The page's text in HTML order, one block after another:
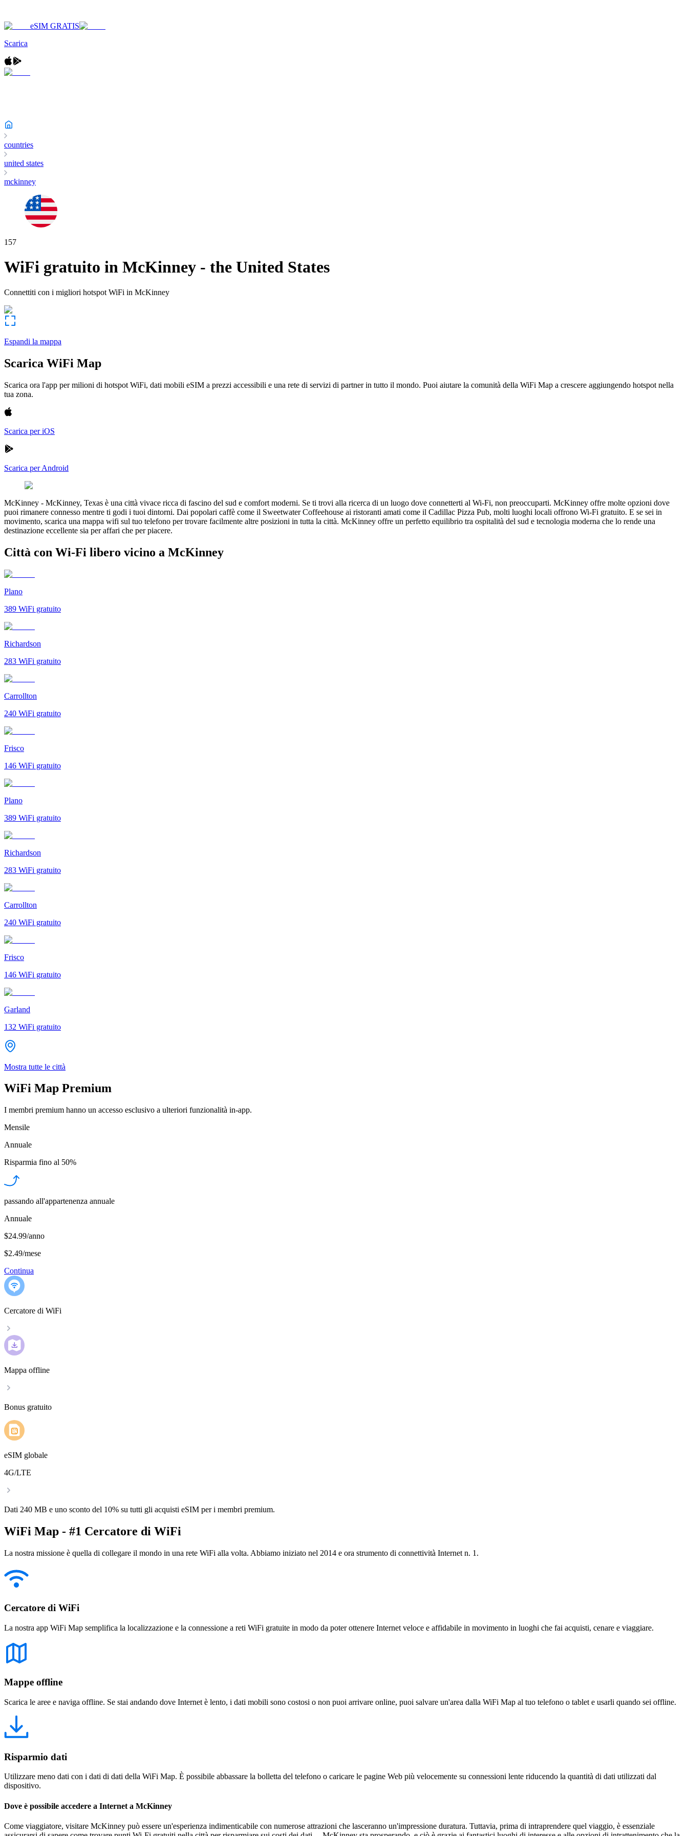
eSIM GRATIS
Scarica
countries
united states
mckinney
157
WiFi gratuito in McKinney - the United States
Connettiti con i migliori hotspot WiFi in McKinney
Espandi la mappa
Scarica WiFi Map
Scarica ora l'app per milioni di hotspot WiFi, dati mobili eSIM a prezzi accessibili e una rete di servizi di partner in tutto il mondo. Puoi aiutare la comunità della WiFi Map a crescere aggiungendo hotspot nella
tua zona.
Scarica per iOS
Scarica per Android
McKinney - McKinney, Texas è una città vivace ricca di fascino del sud e comfort moderni. Se ti trovi alla ricerca di un luogo dove connetterti al Wi-Fi, non preoccuparti. McKinney offre molte opzioni dove
puoi rimanere connesso mentre ti godi i tuoi dintorni. Dai popolari caffè come il Sweetwater Coffeehouse ai ristoranti amati come il Cadillac Pizza Pub, molti luoghi locali offrono Wi-Fi gratuito. E se sei in
movimento, scarica una mappa wifi sul tuo telefono per trovare facilmente altre posizioni in tutta la città. McKinney offre un perfetto equilibrio tra ospitalità del sud e tecnologia moderna che lo rende una
destinazione eccellente sia per affari che per piacere.
Città con Wi-Fi libero vicino a McKinney
Plano
389 WiFi gratuito
Richardson
283 WiFi gratuito
Carrollton
240 WiFi gratuito
Frisco
146 WiFi gratuito
Plano
389 WiFi gratuito
Richardson
283 WiFi gratuito
Carrollton
240 WiFi gratuito
Frisco
146 WiFi gratuito
Garland
132 WiFi gratuito
Mostra tutte le città
WiFi Map Premium
I membri premium hanno un accesso esclusivo a ulteriori funzionalità in-app.
Mensile
Annuale
Risparmia fino al 50%
passando all'appartenenza annuale
Annuale
$24.99/anno
$2.49/mese
Continua
Cercatore di WiFi
Mappa offline
Bonus gratuito
eSIM globale
4G/LTE
Dati 240 MB e uno sconto del 10% su tutti gli acquisti eSIM per i membri premium.
WiFi Map - #1 Cercatore di WiFi
La nostra missione è quella di collegare il mondo in una rete WiFi alla volta. Abbiamo iniziato nel 2014 e ora strumento di connettività Internet n. 1.
Cercatore di WiFi
La nostra app WiFi Map semplifica la localizzazione e la connessione a reti WiFi gratuite in modo da poter ottenere Internet veloce e affidabile in movimento in luoghi che fai acquisti, cenare e viaggiare.
Mappe offline
Scarica le aree e naviga offline. Se stai andando dove Internet è lento, i dati mobili sono costosi o non puoi arrivare online, puoi salvare un'area dalla WiFi Map al tuo telefono o tablet e usarli quando sei offline.
Risparmio dati
Utilizzare meno dati con i dati di dati della WiFi Map. È possibile abbassare la bolletta del telefono o caricare le pagine Web più velocemente su connessioni lente riducendo la quantità di dati utilizzati dal
dispositivo.
Dove è possibile accedere a Internet a McKinney
Come viaggiatore, visitare McKinney può essere un'esperienza indimenticabile con numerose attrazioni che lasceranno un'impressione duratura. Tuttavia, prima di intraprendere quel viaggio, è essenziale